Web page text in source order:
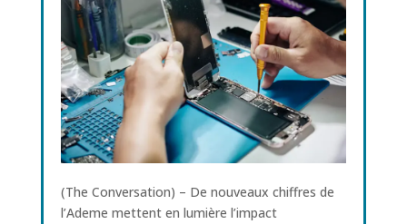
(The Conversation) – De nouveaux chiffres de
l’Ademe mettent en lumière l’impact